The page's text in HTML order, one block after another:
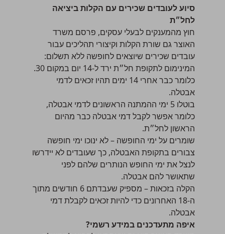
סיוע לעובדים שכירים עם הקלות ביציאה
לחל״ת
חוץ מהמענקים לבעלי עסקים, פרסם משרד
האוצר גם שורת הקלות וקיצורי תהליכים עבור
עובדים שכירים שיוצאים לחופשה ללא תשלום:
המינימום לתקופת חל״ת ירד ל-14 יום במקום 30.
כלומר כבר אחרי 14 ימים תהיו זכאים לדמי
אבטלה.
בוטלו 5 ימי ההמתנה הראשונים לדמי אבטלה,
כלומר אפשר לקבל דמי אבטלה כבר מהיום
הראשון לחל״ת.
שומרים על ימי החופשה – לא ינוכו ימי חופשה
צבורים בתקופת האבטלה, כך שעובדים לא יידרשו
לנצל את ימי החופש הנותרים שלהם לפני
שתאושר להם אבטלה.
הקלה בזכאות – מספיק שעבדתם 6 חודשים מתוך
ה-18 האחרונים כדי להיות זכאים לקבלת דמי
אבטלה.
איפה מתעדכנים במידע רשמי?